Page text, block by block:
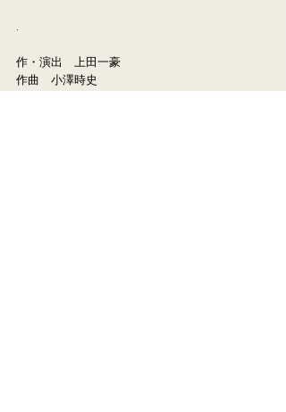
.
作・演出 上田一豪
作曲 小澤時史